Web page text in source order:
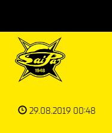
29.08.2019 00:48